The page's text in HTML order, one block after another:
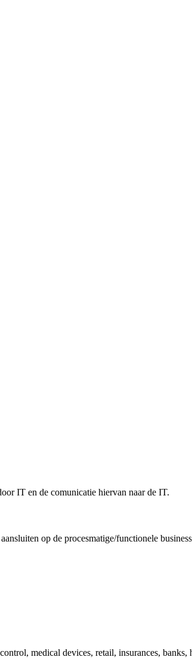
IT en de comunicatie hiervan naar de IT.
op de procesmatige/functionele
medical devices, retail, insurances, banks,